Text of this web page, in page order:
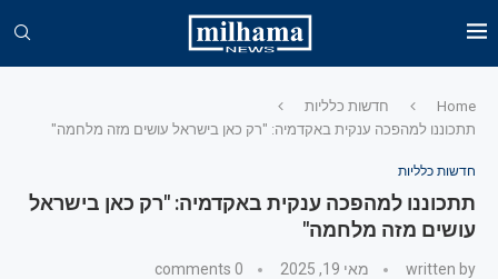
Home
חדשות כלליות
תתכוננו למהפכה ענקית באקדמיה: "רק כאן בישראל עושים מזה מלחמה"
חדשות כלליות
תתכוננו למהפכה ענקית באקדמיה: "רק כאן בישראל
עושים מזה מלחמה"
written by מאי 19, 2025 0 comments